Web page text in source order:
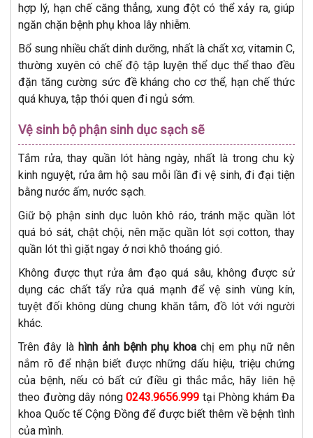
hợp lý, hạn chế căng thẳng, xung đột có thể xảy ra, giúp
ngăn chặn bệnh phụ khoa lây nhiễm.
Bổ sung nhiều chất dinh dưỡng, nhất là chất xơ, vitamin C,
thường xuyên có chế độ tập luyện thể dục thể thao đều
đặn tăng cường sức đề kháng cho cơ thể, hạn chế thức
quá khuya, tập thói quen đi ngủ sớm.
Vệ sinh bộ phận sinh dục sạch sẽ
Tắm rửa, thay quần lót hàng ngày, nhất là trong chu kỳ
kinh nguyệt, rửa âm hộ sau mỗi lần đi vệ sinh, đi đại tiện
bằng nước ấm, nước sạch.
Giữ bộ phận sinh dục luôn khô ráo, tránh mặc quần lót
quá bó sát, chật chội, nên mặc quần lót sợi cotton, thay
quần lót thì giặt ngay ở nơi khô thoáng gió.
Không được thụt rửa âm đạo quá sâu, không được sử
dụng các chất tẩy rửa quá mạnh để vệ sinh vùng kín,
tuyệt đối không dùng chung khăn tắm, đồ lót với người
khác.
Trên đây là hình ảnh bệnh phụ khoa chị em phụ nữ nên
nắm rõ để nhận biết được những dấu hiệu, triệu chứng
của bệnh, nếu có bất cứ điều gì thắc mắc, hãy liên hệ
theo đường dây nóng 0243.9656.999 tại Phòng khám Đa
khoa Quốc tế Cộng Đồng để được biết thêm về bệnh tình
của mình.